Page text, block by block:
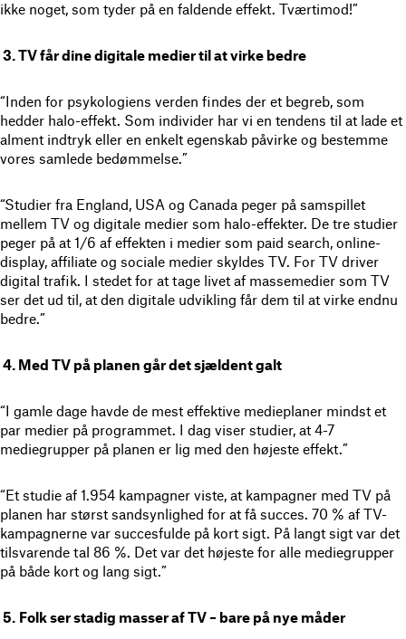
ikke noget, som tyder på en faldende effekt. Tværtimod!”
3. TV får dine digitale medier til at virke bedre
“Inden for psykologiens verden findes der et begreb, som
hedder halo-effekt. Som individer har vi en tendens til at lade et
alment indtryk eller en enkelt egenskab påvirke og bestemme
vores samlede bedømmelse.”
“Studier fra England, USA og Canada peger på samspillet
mellem TV og digitale medier som halo-effekter. De tre studier
peger på at 1/6 af effekten i medier som paid search, online-
display, affiliate og sociale medier skyldes TV. For TV driver
digital trafik. I stedet for at tage livet af massemedier som TV
ser det ud til, at den digitale udvikling får dem til at virke endnu
bedre.”
4. Med TV på planen går det sjældent galt
“I gamle dage havde de mest effektive medieplaner mindst et
par medier på programmet. I dag viser studier, at 4-7
mediegrupper på planen er lig med den højeste effekt.”
“Et studie af 1.954 kampagner viste, at kampagner med TV på
planen har størst sandsynlighed for at få succes. 70 % af TV-
kampagnerne var succesfulde på kort sigt. På langt sigt var det
tilsvarende tal 86 %. Det var det højeste for alle mediegrupper
på både kort og lang sigt.”
5. Folk ser stadig masser af TV – bare på nye måder